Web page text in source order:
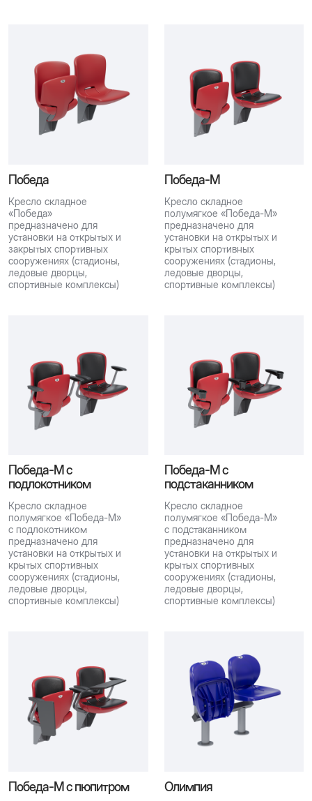
Победа
Кресло складное
«Победа»
предназначено для
установки на открытых и
закрытых спортивных
сооружениях (стадионы,
ледовые дворцы,
спортивные комплексы)
Победа-М
Кресло складное
полумягкое «Победа-М»
предназначено для
установки на открытых и
крытых спортивных
сооружениях (стадионы,
ледовые дворцы,
спортивные комплексы)
Победа-М с
подлокотником
Кресло складное
полумягкое «Победа-М»
с подлокотником
предназначено для
установки на открытых и
крытых спортивных
сооружениях (стадионы,
ледовые дворцы,
спортивные комплексы)
Победа-М с
подстаканником
Кресло складное
полумягкое «Победа-М»
с подстаканником
предназначено для
установки на открытых и
крытых спортивных
сооружениях (стадионы,
ледовые дворцы,
спортивные комплексы)
Победа-М с пюпитром Олимпия